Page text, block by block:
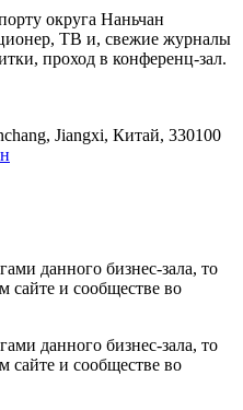
округа Наньчан
ТВ и, свежие журналы
проход в конференц-зал.
Jiangxi, Китай, 330100
данного бизнес-зала, то
сайте и сообществе во
данного бизнес-зала, то
сайте и сообществе во